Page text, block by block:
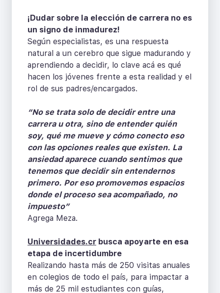
¡Dudar sobre la elección de carrera no es
un signo de inmadurez!
Según especialistas, es una respuesta
natural a un cerebro que sigue madurando y
aprendiendo a decidir, lo clave acá es qué
hacen los jóvenes frente a esta realidad y el
rol de sus padres/encargados.
“No se trata solo de decidir entre una
carrera u otra, sino de entender quién
soy, qué me mueve y cómo conecto eso
con las opciones reales que existen. La
ansiedad aparece cuando sentimos que
tenemos que decidir sin entendernos
primero. Por eso promovemos espacios
donde el proceso sea acompañado, no
impuesto”
Agrega Meza.
Universidades.cr busca apoyarte en esa
etapa de incertidumbre
Realizando hasta más de 250 visitas anuales
en colegios de todo el país, para impactar a
más de 25 mil estudiantes con guías,